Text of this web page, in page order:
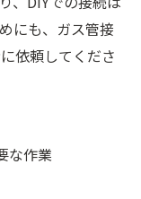
にも、ガス管接
依頼してくださ
な作業